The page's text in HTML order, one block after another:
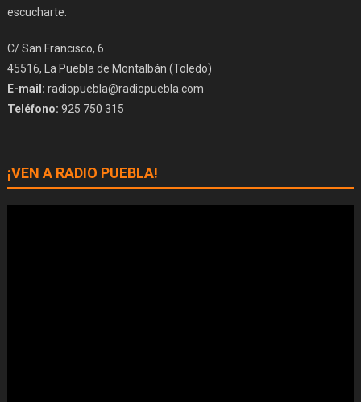
escucharte.
C/ San Francisco, 6
45516, La Puebla de Montalbán (Toledo)
E-mail: radiopuebla@radiopuebla.com
Teléfono: 925 750 315
¡VEN A RADIO PUEBLA!